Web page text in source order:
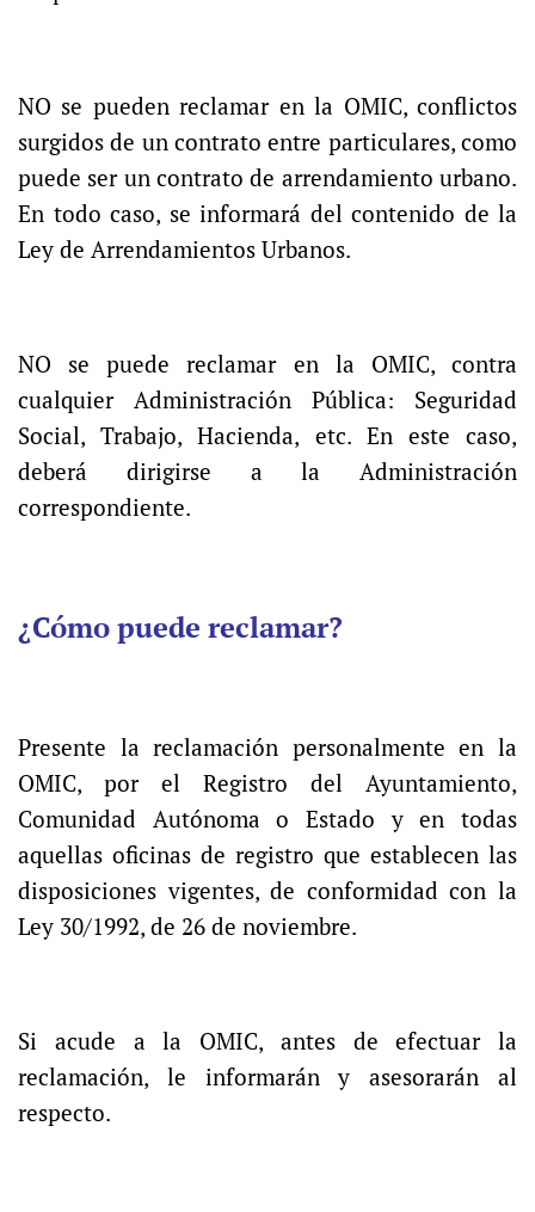
NO se pueden reclamar en la OMIC, conflictos
surgidos de un contrato entre particulares, como
puede ser un contrato de arrendamiento urbano.
En todo caso, se informará del contenido de la
Ley de Arrendamientos Urbanos.
NO se puede reclamar en la OMIC, contra
cualquier Administración Pública: Seguridad
Social, Trabajo, Hacienda, etc. En este caso,
deberá dirigirse a la Administración
correspondiente.
¿Cómo puede reclamar?
Presente la reclamación personalmente en la
OMIC, por el Registro del Ayuntamiento,
Comunidad Autónoma o Estado y en todas
aquellas oficinas de registro que establecen las
disposiciones vigentes, de conformidad con la
Ley 30/1992, de 26 de noviembre.
Si acude a la OMIC, antes de efectuar la
reclamación, le informarán y asesorarán al
respecto.